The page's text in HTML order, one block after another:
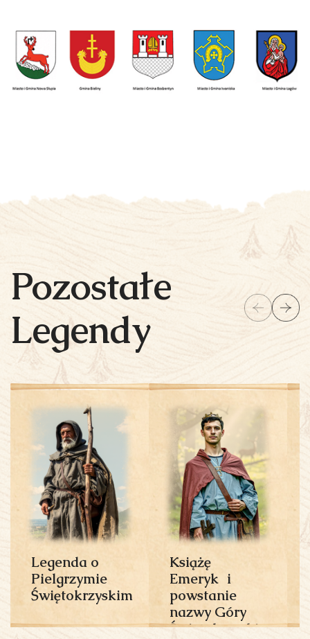
Pozostałe
Legendy
Legenda o
Pielgrzymie
Świętokrzyskim
Książę
Emeryk i
powstanie
nazwy Góry
Świętokrzyskie